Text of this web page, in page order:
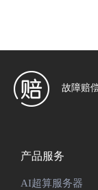
故障赔
产品服务
AI超算服务器